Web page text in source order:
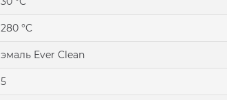
280 °C
эмаль Ever Clean
5